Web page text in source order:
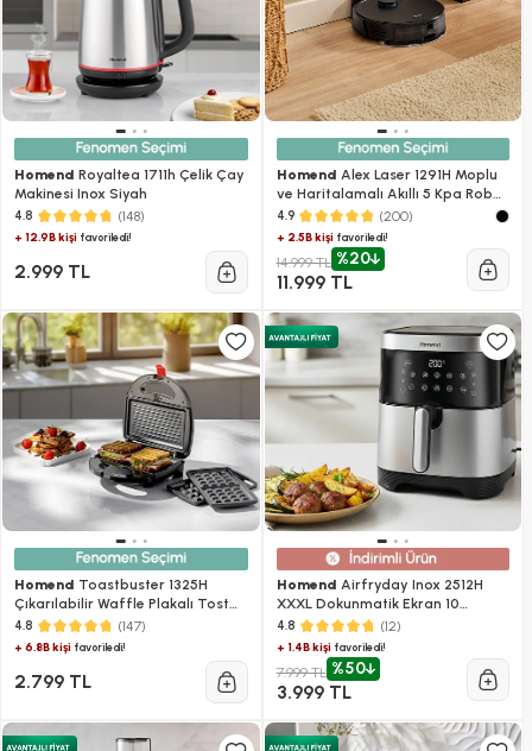
Homend Royaltea 1711h Çelik Çay
Makinesi Inox Siyah
4.8 (148)
+ 12.9B kişi favoriledi!
2.999 TL
Homend Alex Laser 1291H Moplu
ve Haritalamalı Akıllı 5 Kpa Robot
Süpürge Siyah
4.9 (200)
+ 2.5B kişifavoriledi!
14.999 TL %20
11.999 TL
Homend Toastbuster 1325H
Çıkarılabilir Waffle Plakalı Tost
Makinesi
4.8 (147)
+ 6.8B kişi favoriledi!
2.799 TL
Homend Airfryday Inox 2512H
XXXL Dokunmatik Ekran 10
Programlı Airfryer
4.8 (12)
+ 1.4B kişifavoriledi!
7.999 TL %50
3.999 TL